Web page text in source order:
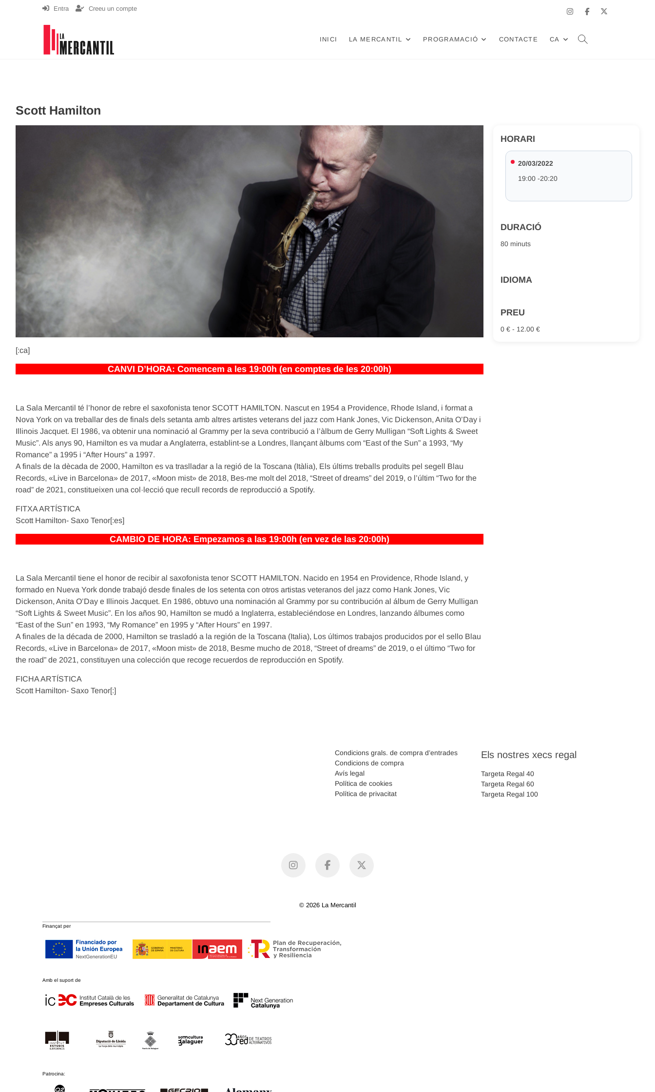
Entra Creeu un compte instagram
facebook
INICI LA MERCANTIL PROGRAMACIÓ CONTACTE CA
Scott Hamilton
[:ca]
CANVI D’HORA: Comencem a les 19:00h (en comptes de les 20:00h)
La Sala Mercantil té l’honor de rebre el saxofonista tenor SCOTT HAMILTON. Nascut en 1954 a Providence, Rhode Island, i format a
Nova York on va treballar des de finals dels setanta amb altres artistes veterans del jazz com Hank Jones, Vic Dickenson, Anita O’Day i
Illinois Jacquet. El 1986, va obtenir una nominació al Grammy per la seva contribució a l’àlbum de Gerry Mulligan “Soft Lights & Sweet
Music”. Als anys 90, Hamilton es va mudar a Anglaterra, establint-se a Londres, llançant àlbums com “East of the Sun” a 1993, “My
Romance” a 1995 i “After Hours” a 1997.
A finals de la dècada de 2000, Hamilton es va traslladar a la regió de la Toscana (Itàlia), Els últims treballs produïts pel segell Blau
Records, «Live in Barcelona» de 2017, «Moon mist» de 2018, Bes-me molt del 2018, “Street of dreams” del 2019, o l’últim “Two for the
road” de 2021, constitueixen una col·lecció que recull records de reproducció a Spotify.
FITXA ARTÍSTICA
Scott Hamilton- Saxo Tenor[:es]
CAMBIO DE HORA: Empezamos a las 19:00h (en vez de las 20:00h)
La Sala Mercantil tiene el honor de recibir al saxofonista tenor SCOTT HAMILTON. Nacido en 1954 en Providence, Rhode Island, y
formado en Nueva York donde trabajó desde finales de los setenta con otros artistas veteranos del jazz como Hank Jones, Vic
Dickenson, Anita O’Day e Illinois Jacquet. En 1986, obtuvo una nominación al Grammy por su contribución al álbum de Gerry Mulligan
“Soft Lights & Sweet Music”. En los años 90, Hamilton se mudó a Inglaterra, estableciéndose en Londres, lanzando álbumes como
“East of the Sun” en 1993, “My Romance” en 1995 y “After Hours” en 1997.
A finales de la década de 2000, Hamilton se trasladó a la región de la Toscana (Italia), Los últimos trabajos producidos por el sello Blau
Records, «Live in Barcelona» de 2017, «Moon mist» de 2018, Besme mucho de 2018, “Street of dreams” de 2019, o el último “Two for
the road” de 2021, constituyen una colección que recoge recuerdos de reproducción en Spotify.
FICHA ARTÍSTICA
Scott Hamilton- Saxo Tenor[:]
HORARI
20/03/2022
19:00 -20:20
DURACIÓ
80 minuts
IDIOMA
PREU
0 € - 12.00 €
Condicions grals. de compra d’entrades
Condicions de compra
Avís legal
Política de cookies
Política de privacitat
Els nostres xecs regal
Targeta Regal 40
Targeta Regal 60
Targeta Regal 100
instagram
facebook
© 2026 La Mercantil
Finançat per
Amb el suport de
Patrocina: